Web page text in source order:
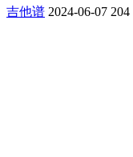
吉他谱 2024-06-07 204